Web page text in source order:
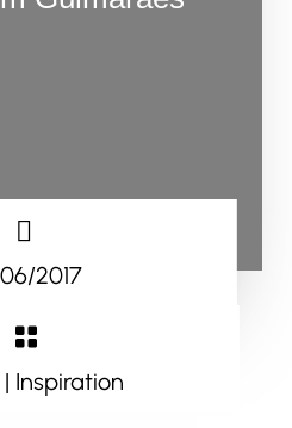

2017

| Inspiration